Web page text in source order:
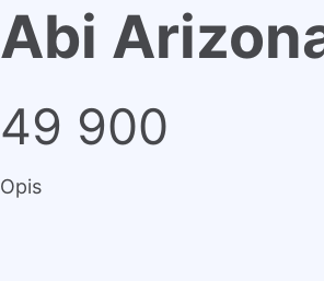
Abi
49 900
Opis